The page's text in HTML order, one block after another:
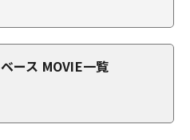
ベース MOVIE一覧